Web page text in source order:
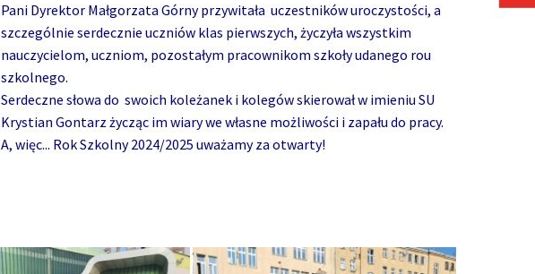
Pani Dyrektor Małgorzata Górny przywitała uczestników uroczystości, a
szczególnie serdecznie uczniów klas pierwszych, życzyła wszystkim
nauczycielom, uczniom, pozostałym pracownikom szkoły udanego rou
szkolnego.
Serdeczne słowa do swoich koleżanek i kolegów skierował w imieniu SU
Krystian Gontarz życząc im wiary we własne możliwości i zapału do pracy.
A, więc... Rok Szkolny 2024/2025 uważamy za otwarty!